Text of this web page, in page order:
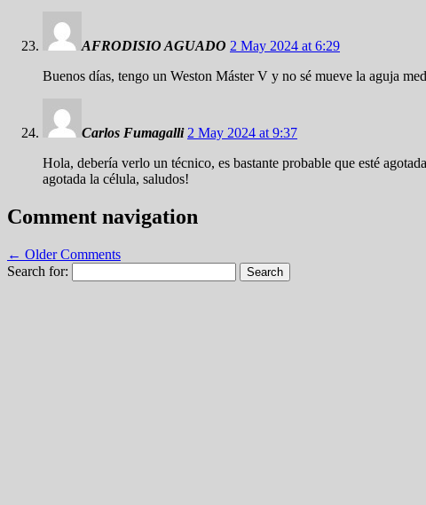
AFRODISIO AGUADO 2 May 2024 at 6:29
Buenos días, tengo un Weston Máster V y no sé mueve la aguja
Carlos Fumagalli 2 May 2024 at 9:37
Hola, debería verlo un técnico, es bastante probable que esté
agotada la célula, saludos!
Comment navigation
← Older Comments
Search for: